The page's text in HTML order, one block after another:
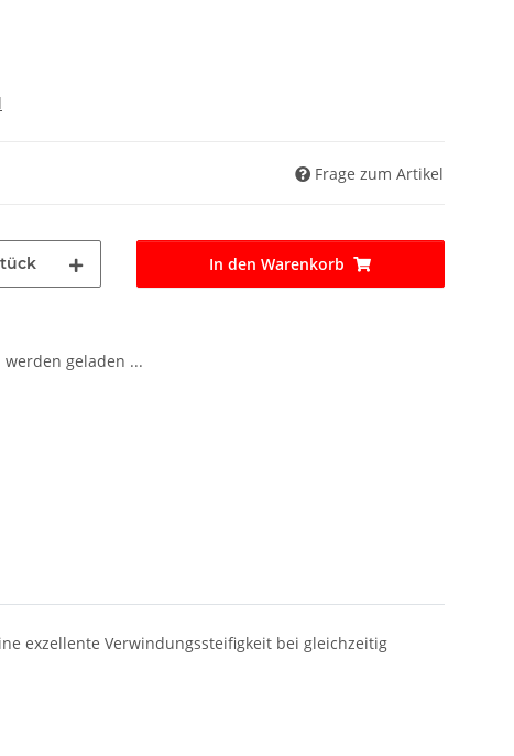
Frage zum Artikel
In den Warenkorb
geladen ...
exzellente Verwindungssteifigkeit bei gleichzeitig